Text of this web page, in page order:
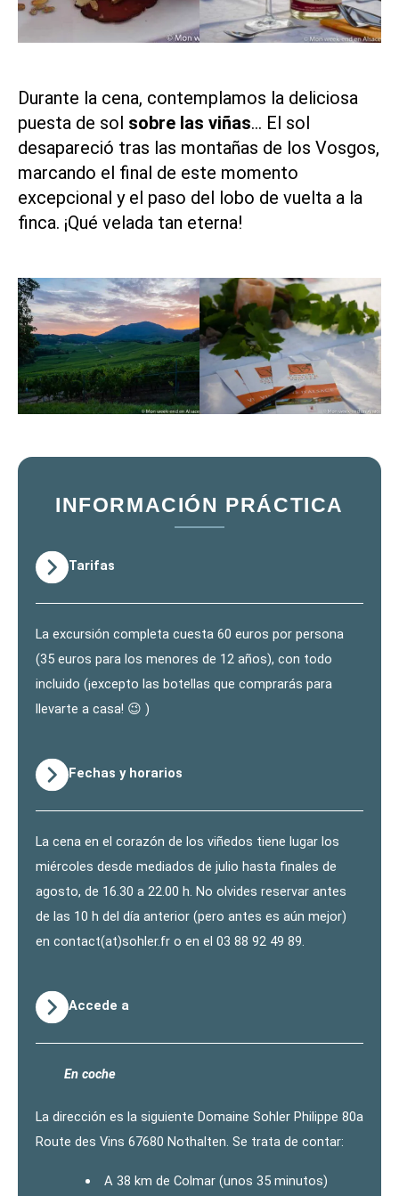
Durante la cena, contemplamos la deliciosa
puesta de sol sobre las viñas… El sol
desapareció tras las montañas de los Vosgos,
marcando el final de este momento
excepcional y el paso del lobo de vuelta a la
finca. ¡Qué velada tan eterna!
INFORMACIÓN PRÁCTICA
Tarifas
La excursión completa cuesta 60 euros por persona
(35 euros para los menores de 12 años), con todo
incluido (¡excepto las botellas que comprarás para
llevarte a casa! 😉 )
Fechas y horarios
La cena en el corazón de los viñedos tiene lugar los
miércoles desde mediados de julio hasta finales de
agosto, de 16.30 a 22.00 h. No olvides reservar antes
de las 10 h del día anterior (pero antes es aún mejor)
en contact(at)sohler.fr o en el 03 88 92 49 89.
Accede a
En coche
La dirección es la siguiente Domaine Sohler Philippe 80a
Route des Vins 67680 Nothalten. Se trata de contar:
A 38 km de Colmar (unos 35 minutos)